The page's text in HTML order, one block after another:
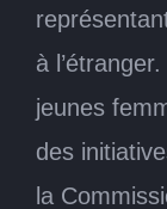
à
jeunes
des
la